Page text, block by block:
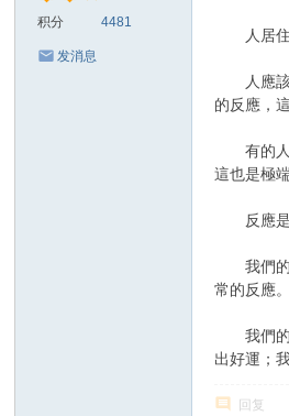
积分 4481
发消息
人居住
人應該
的反應，
有的人
這也是極
反應是
我們的
常的反應。
我們的
出好運；
回复